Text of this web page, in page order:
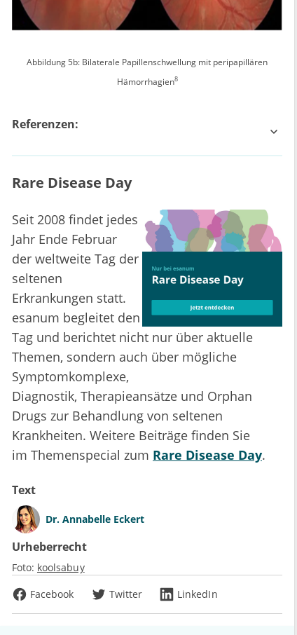
Abbildung 5b: Bilaterale Papillenschwellung mit peripapillären
Hämorrhagien8
Referenzen:
Rare Disease Day
Seit 2008 findet jedes
Jahr Ende Februar
der weltweite Tag der
seltenen
Erkrankungen statt.
esanum begleitet den
Tag und berichtet nicht nur über aktuelle
Themen, sondern auch über mögliche
Symptomkomplexe,
Diagnostik, Therapieansätze und Orphan
Drugs zur Behandlung von seltenen
Krankheiten. Weitere Beiträge finden Sie
im Themenspecial zum Rare Disease Day.
Text
Dr. Annabelle Eckert
Urheberrecht
Foto: koolsabuy
Facebook
Twitter LinkedIn